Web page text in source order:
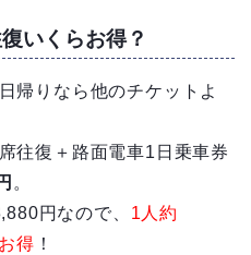
いくらお得？
帰りなら他のチケットよ
往復＋路面電車1日乗車券
。
円なので、 1人約
得 ！